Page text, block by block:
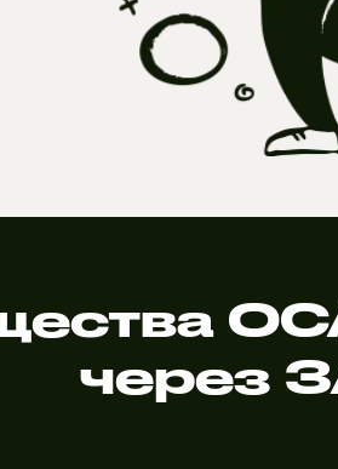
через